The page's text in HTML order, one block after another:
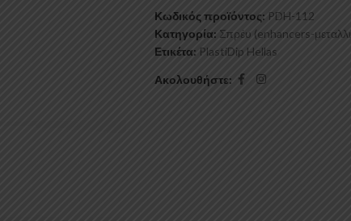
Κωδικός προϊόντος: PDH-112
Κατηγορία: Σπρέυ (enhancers-
Ετικέτα: PlastiDip Hellas
Ακολουθήστε: